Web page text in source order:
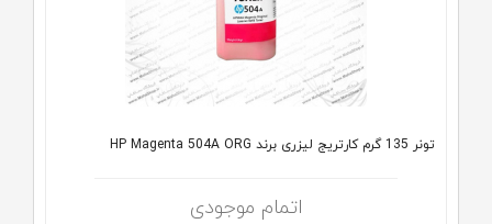
تونر 135 گرم کارتریج لیزری برند HP Magenta 504A ORG
اتمام موجودی